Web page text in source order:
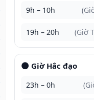
9h – 10h
19h – 20h (Giờ
🌑 Giờ Hắc đạo
23h – 0h